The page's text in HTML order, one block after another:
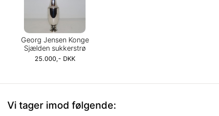
Georg Jensen Konge
Sjælden sukkerstrø
25.000,- DKK
Vi tager imod følgende: